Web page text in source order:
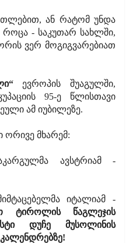
ან რატომ უნდა
როცა - საკუთარ სახლში,
ვერ მოგიგვარებიათ
ევროპის შუაგულში,
95-ე წლისთავი
ამ იუბილეზე.
ორივე მხარემ:
ავსტრიამ -
იტალიამ -
ტიროლის წაგლეჯის
დუჩე მუსოლინის